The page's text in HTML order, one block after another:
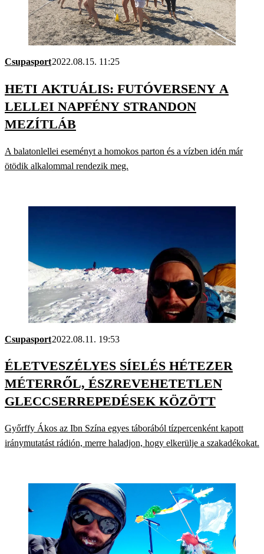
Csupasport2022.08.15. 11:25
HETI AKTUÁLIS: FUTÓVERSENY A
LELLEI NAPFÉNY STRANDON
MEZÍTLÁB
A balatonlellei eseményt a homokos parton és a vízben idén már
ötödik alkalommal rendezik meg.
Csupasport2022.08.11. 19:53
ÉLETVESZÉLYES SÍELÉS HÉTEZER
MÉTERRŐL, ÉSZREVEHETETLEN
GLECCSERREPEDÉSEK KÖZÖTT
Győrffy Ákos az Ibn Szína egyes táborából tízpercenként kapott
iránymutatást rádión, merre haladjon, hogy elkerülje a szakadékokat.